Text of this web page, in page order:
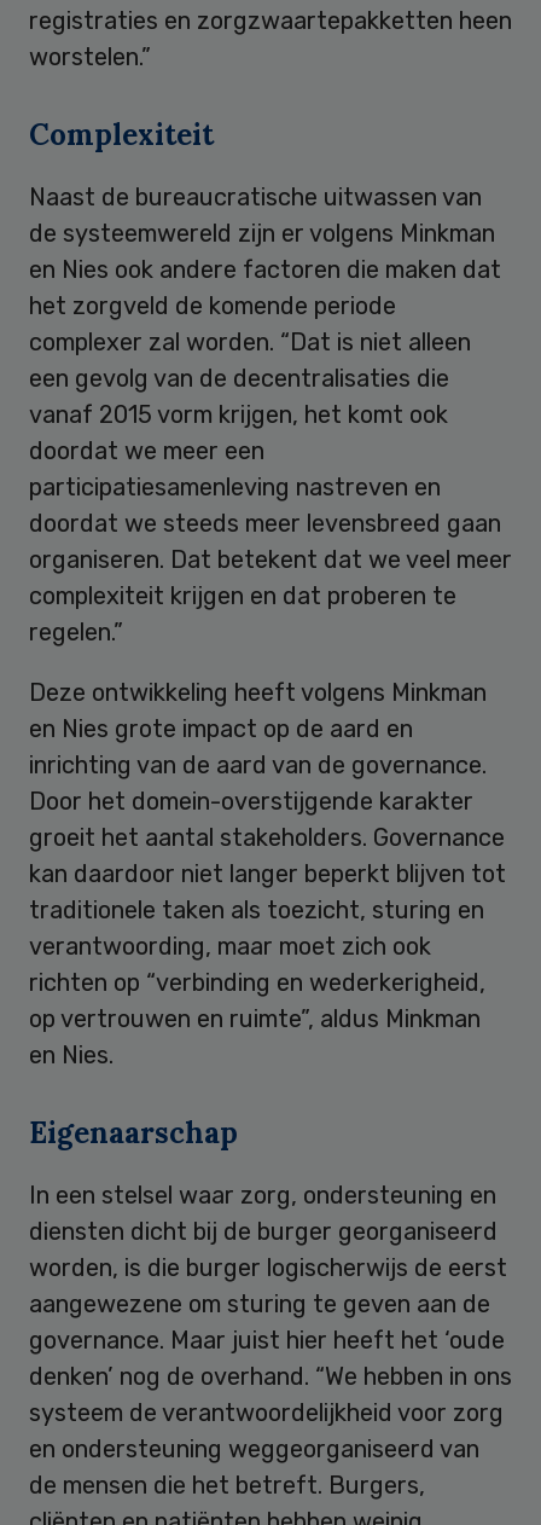
registraties en zorgzwaartepakketten heen
worstelen.”
Complexiteit
Naast de bureaucratische uitwassen van
de systeemwereld zijn er volgens Minkman
en Nies ook andere factoren die maken dat
het zorgveld de komende periode
complexer zal worden. “Dat is niet alleen
een gevolg van de decentralisaties die
vanaf 2015 vorm krijgen, het komt ook
doordat we meer een
participatiesamenleving nastreven en
doordat we steeds meer levensbreed gaan
organiseren. Dat betekent dat we veel meer
complexiteit krijgen en dat proberen te
regelen.”
Deze ontwikkeling heeft volgens Minkman
en Nies grote impact op de aard en
inrichting van de aard van de governance.
Door het domein-overstijgende karakter
groeit het aantal stakeholders. Governance
kan daardoor niet langer beperkt blijven tot
traditionele taken als toezicht, sturing en
verantwoording, maar moet zich ook
richten op “verbinding en wederkerigheid,
op vertrouwen en ruimte”, aldus Minkman
en Nies.
Eigenaarschap
In een stelsel waar zorg, ondersteuning en
diensten dicht bij de burger georganiseerd
worden, is die burger logischerwijs de eerst
aangewezene om sturing te geven aan de
governance. Maar juist hier heeft het ‘oude
denken’ nog de overhand. “We hebben in ons
systeem de verantwoordelijkheid voor zorg
en ondersteuning weggeorganiseerd van
de mensen die het betreft. Burgers,